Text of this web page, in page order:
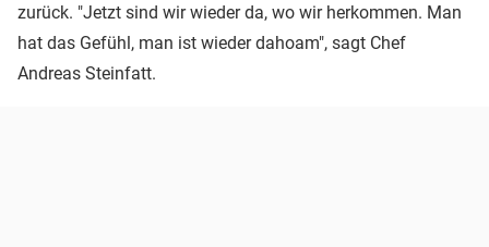
zurück. "Jetzt sind wir wieder da, wo wir herkommen. Man
hat das Gefühl, man ist wieder dahoam", sagt Chef
Andreas Steinfatt.